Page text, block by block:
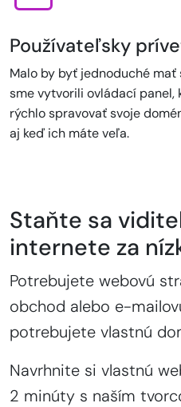
Používateľsky
Malo by byť jednoduché mať
sme vytvorili ovládací panel,
rýchlo spravovať svoje
aj keď ich máte veľa.
Staňte sa
internete za
Potrebujete webovú
obchod alebo e-
potrebujete vlastnú
Navrhnite si vlastnú
2 minúty s naším